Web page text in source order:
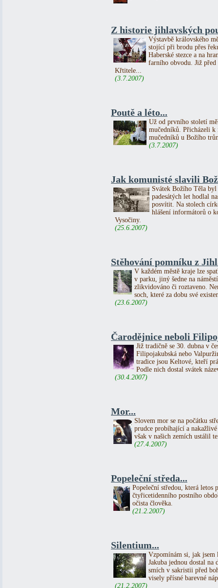
Z historie jihlavských
Výstavbě královského
stojící při brodu přes
Haberské stezce a na
farního obvodu. Již před
Křtitele...
(3.7.2007)
Poutě a léto...
Už od prvního století
mučedníků. Přicházeli
mučedníků u Božího
(3.7.2007)
Jak komunisté slavili
Svátek Božího Těla
padesátých let hodlal
posvítit. Na stolech
hlášení informátorů o
Vysočiny.
(25.6.2007)
Stěhování pomníku z
V každém městě kraje lze
v parku, jiný šedne na
zlikvidováno či roztaveno.
soch, které za dobu své
(23.6.2007)
Čarodějnice neboli
Již tradičně se 30. dubna v
Filipojakubská nebo
tradice jsou Keltové, kteří
Podle nich dostal svátek
(30.4.2007)
Mor...
Slovem mor se na počátku
prudce probíhající a
však v našich zemích ustálil
(27.4.2007)
Popeleční středa...
Popeleční středou, která letos
čtyřicetidenního postního
očista člověka.
(21.2.2007)
Silentium...
Vzpomínám si, jak jsem
Jakuba jednou dostal
smích v sakristii před
visely přísné barevné
(21.2.2007)